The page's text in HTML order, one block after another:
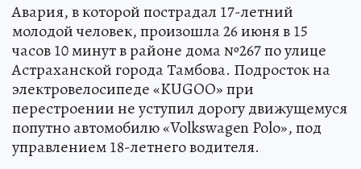
Авария, в которой пострадал 17-летний
молодой человек, произошла 26 июня в 15
часов 10 минут в районе дома №267 по улице
Астраханской города Тамбова. Подросток на
электровелосипеде «KUGOO» при
перестроении не уступил дорогу движущемуся
попутно автомобилю «Volkswagen Polo», под
управлением 18-летнего водителя.